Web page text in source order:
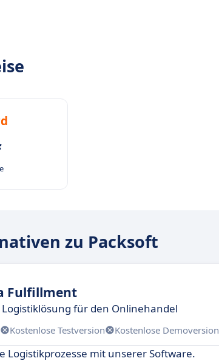
zu Packsoft
Fulfillment
für den Onlinehandel
Kostenlose Testversion Kostenlose Demoversion
Logistikprozesse mit unserer Software.